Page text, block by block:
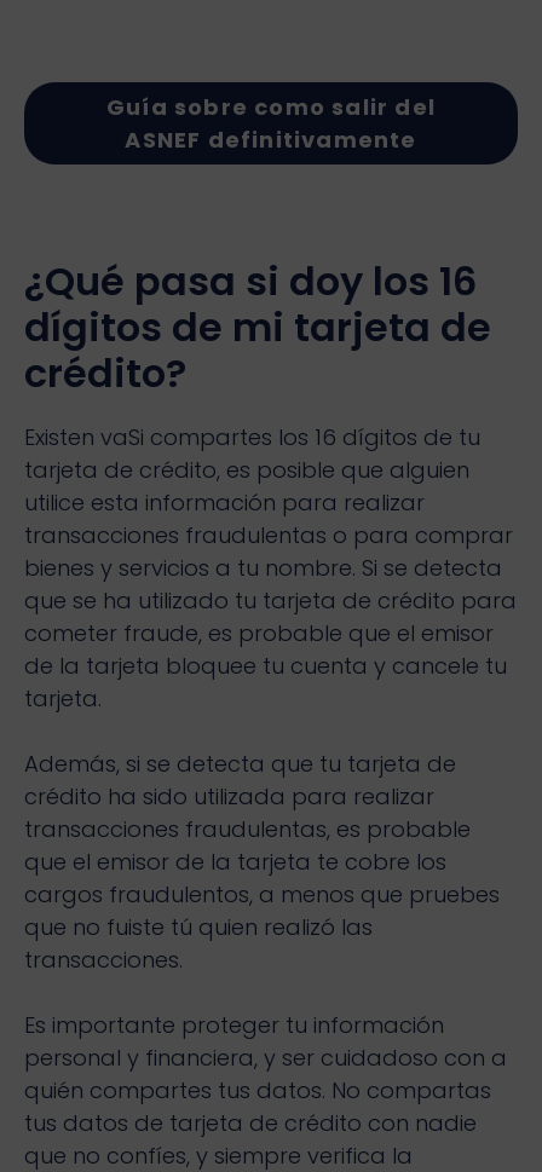
Guía sobre como salir del
ASNEF definitivamente
¿Qué pasa si doy los 16
dígitos de mi tarjeta de
crédito?
Existen vaSi compartes los 16 dígitos de tu
tarjeta de crédito, es posible que alguien
utilice esta información para realizar
transacciones fraudulentas o para comprar
bienes y servicios a tu nombre. Si se detecta
que se ha utilizado tu tarjeta de crédito para
cometer fraude, es probable que el emisor
de la tarjeta bloquee tu cuenta y cancele tu
tarjeta.
Además, si se detecta que tu tarjeta de
crédito ha sido utilizada para realizar
transacciones fraudulentas, es probable
que el emisor de la tarjeta te cobre los
cargos fraudulentos, a menos que pruebes
que no fuiste tú quien realizó las
transacciones.
Es importante proteger tu información
personal y financiera, y ser cuidadoso con a
quién compartes tus datos. No compartas
tus datos de tarjeta de crédito con nadie
que no confíes, y siempre verifica la